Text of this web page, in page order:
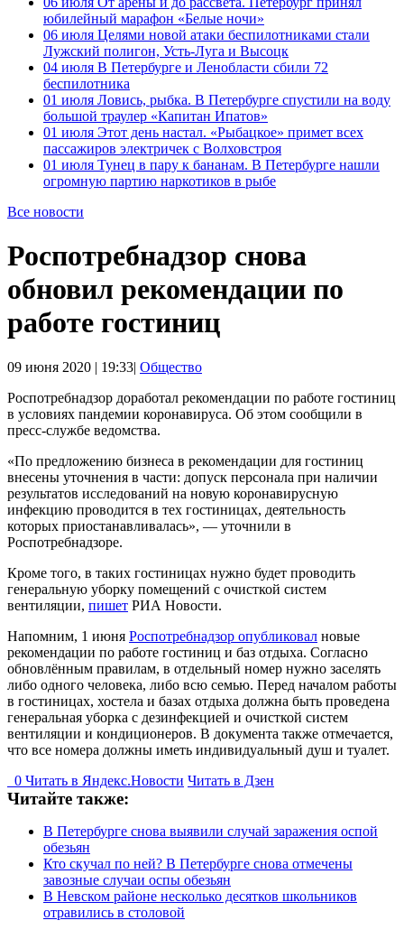
юбилейный марафон «Белые ночи»
06 июля Целями новой атаки беспилотниками стали
Лужский полигон, Усть-Луга и Высоцк
04 июля В Петербурге и Ленобласти сбили 72
беспилотника
01 июля Ловись, рыбка. В Петербурге спустили на воду
большой траулер «Капитан Ипатов»
01 июля Этот день настал. «Рыбацкое» примет всех
пассажиров электричек с Волховстроя
01 июля Тунец в пару к бананам. В Петербурге нашли
огромную партию наркотиков в рыбе
Все новости
Роспотребнадзор снова
обновил рекомендации по
работе гостиниц
09 июня 2020 | 19:33| Общество
Роспотребнадзор доработал рекомендации по работе гостиниц
в условиях пандемии коронавируса. Об этом сообщили в
пресс-службе ведомства.
«По предложению бизнеса в рекомендации для гостиниц
внесены уточнения в части: допуск персонала при наличии
результатов исследований на новую коронавирусную
инфекцию проводится в тех гостиницах, деятельность
которых приостанавливалась», — уточнили в
Роспотребнадзоре.
Кроме того, в таких гостиницах нужно будет проводить
генеральную уборку помещений с очисткой систем
вентиляции, пишет РИА Новости.
Напомним, 1 июня Роспотребнадзор опубликовал новые
рекомендации по работе гостиниц и баз отдыха. Согласно
обновлённым правилам, в отдельный номер нужно заселять
либо одного человека, либо всю семью. Перед началом работы
в гостиницах, хостела и базах отдыха должна быть проведена
генеральная уборка с дезинфекцией и очисткой систем
вентиляции и кондиционеров. В документа также отмечается,
что все номера должны иметь индивидуальный душ и туалет.
0 Читать в Яндекс.Новости Читать в Дзен
Читайте также:
В Петербурге снова выявили случай заражения оспой
обезьян
Кто скучал по ней? В Петербурге снова отмечены
завозные случаи оспы обезьян
В Невском районе несколько десятков школьников
отравились в столовой